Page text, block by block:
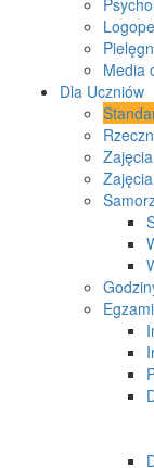
Media
Dla Uczniów